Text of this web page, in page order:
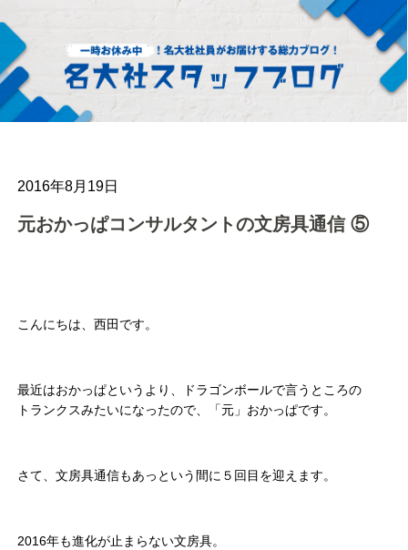
2016年8月19日
元おかっぱコンサルタントの文房具通信 ⑤
こんにちは、西田です。
最近はおかっぱというより、ドラゴンボールで言うところの
トランクスみたいになったので、「元」おかっぱです。
さて、文房具通信もあっという間に５回目を迎えます。
2016年も進化が止まらない文房具。